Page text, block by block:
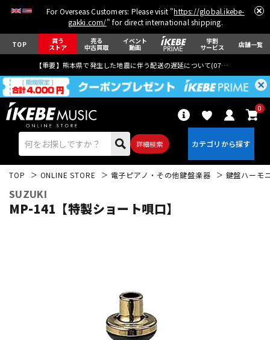
For Overseas Customers: Please visit "https://global.ikebe-
gakki.com/" for direct international shipping.
TOP 買う
ストア
売る
中古買取
イベント
動画
学割
サービス 店舗一覧
【重要】熊本県で発生した地震に伴う配送の遅延について(07月29日
詳細検索
0
TOP ONLINE STORE 電子ピアノ・その他鍵盤楽器 鍵盤ハーモ
SUZUKI
MP-141【特製ショート唄口】